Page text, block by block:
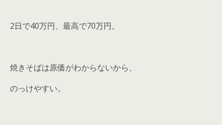
2日で40万円、最高で70万円。
焼きそばは原価がわからないから、
のっけやすい。